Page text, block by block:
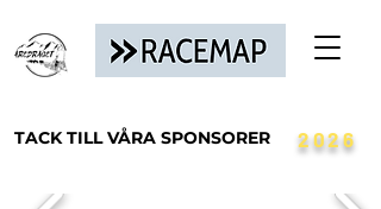
TACK TILL VÅRA SPONSORER 2026